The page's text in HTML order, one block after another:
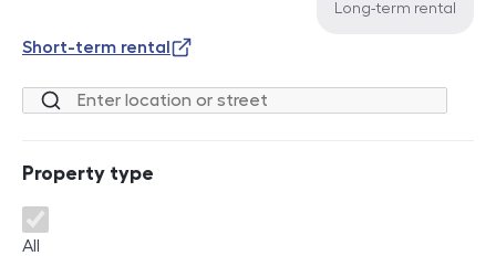
Long-term rental
Short-term rental
Location or street
Property type
Property type
All